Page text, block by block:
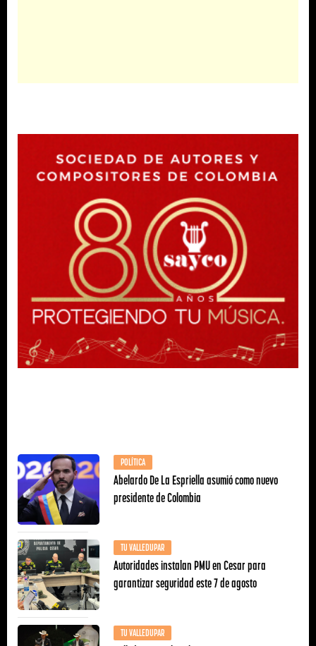
POLÍTICA
Abelardo De La Espriella asumió como nuevo
presidente de Colombia
TU VALLEDUPAR
Autoridades instalan PMU en Cesar para
garantizar seguridad este 7 de agosto
TU VALLEDUPAR